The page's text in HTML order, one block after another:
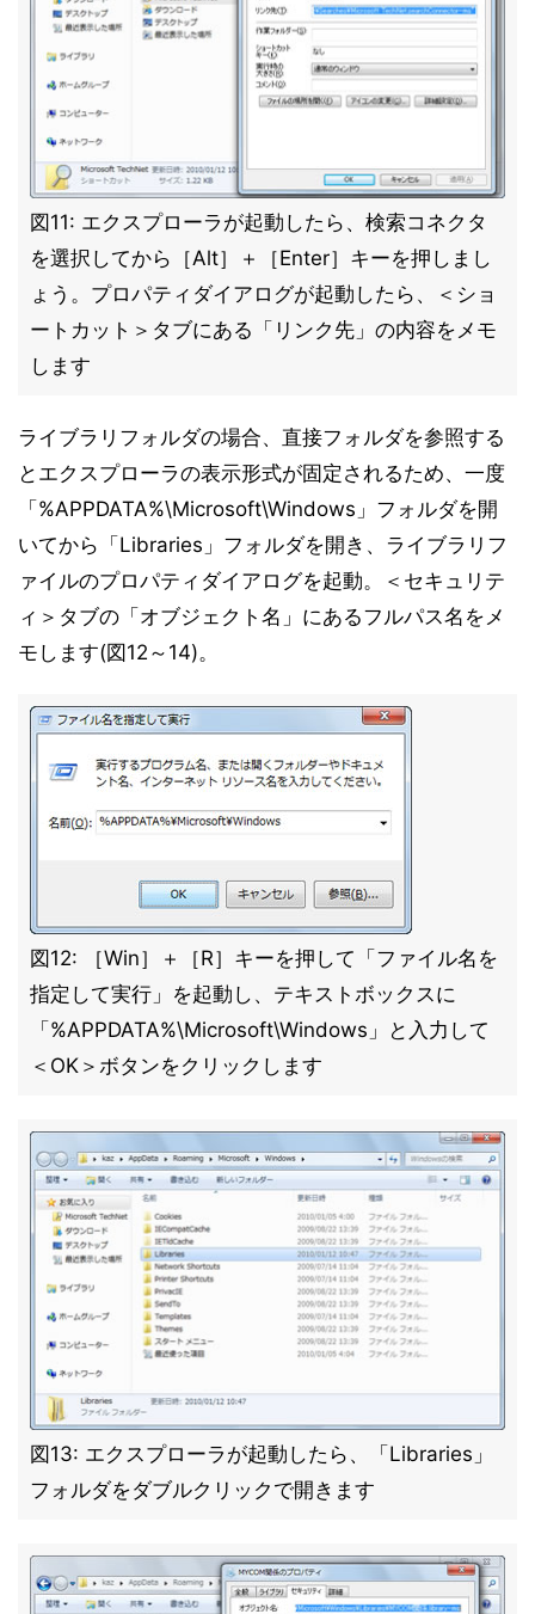
図11: エクスプローラが起動したら、検索コネクタ
を選択してから［Alt］＋［Enter］キーを押しまし
ょう。プロパティダイアログが起動したら、＜ショ
ートカット＞タブにある「リンク先」の内容をメモ
します
ライブラリフォルダの場合、直接フォルダを参照する
とエクスプローラの表示形式が固定されるため、一度
「%APPDATA%\Microsoft\Windows」フォルダを開
いてから「Libraries」フォルダを開き、ライブラリフ
ァイルのプロパティダイアログを起動。＜セキュリテ
ィ＞タブの「オブジェクト名」にあるフルパス名をメ
モします(図12～14)。
図12: ［Win］＋［R］キーを押して「ファイル名を
指定して実行」を起動し、テキストボックスに
「%APPDATA%\Microsoft\Windows」と入力して
＜OK＞ボタンをクリックします
図13: エクスプローラが起動したら、「Libraries」
フォルダをダブルクリックで開きます